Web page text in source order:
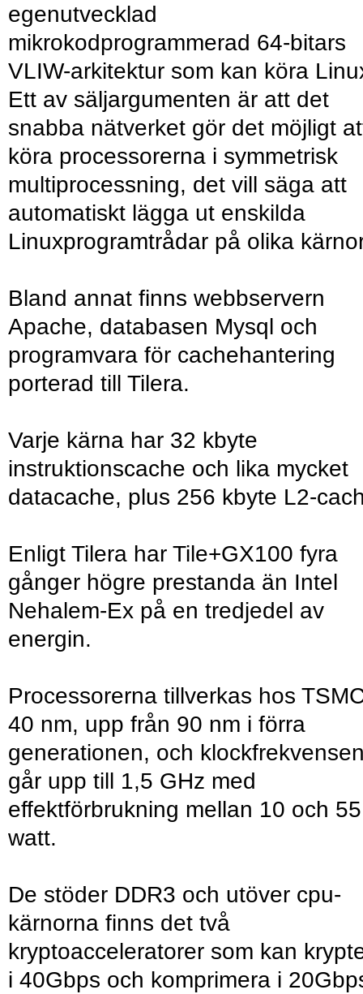
egenutvecklad
mikrokodprogrammerad 64-bitars
VLIW-arkitektur som kan köra
Ett av säljargumenten är att det
snabba nätverket gör det möjligt
köra processorerna i symmetrisk
multiprocessning, det vill säga att
automatiskt lägga ut enskilda
Linuxprogramtrådar på olika
Bland annat finns webbservern
Apache, databasen Mysql och
programvara för cachehantering
porterad till Tilera.
Varje kärna har 32 kbyte
instruktionscache och lika mycket
datacache, plus 256 kbyte L2-
Enligt Tilera har Tile+GX100 fyra
gånger högre prestanda än Intel
Nehalem-Ex på en tredjedel av
energin.
Processorerna tillverkas hos
40 nm, upp från 90 nm i förra
generationen, och
går upp till 1,5 GHz med
effektförbrukning mellan 10 och 55
watt.
De stöder DDR3 och utöver cpu-
kärnorna finns det två
kryptoacceleratorer som kan
i 40Gbps och komprimera i